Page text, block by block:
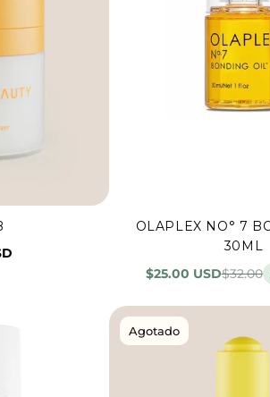
Agregar al
OLAPLEX NO° 7
30ML
$25.00 USD$32.00
Agotado